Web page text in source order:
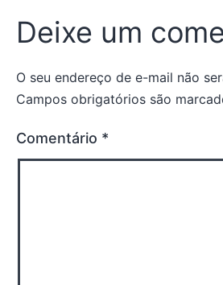
Deixe um
O seu endereço de e-mail não
Campos obrigatórios são
Comentário *